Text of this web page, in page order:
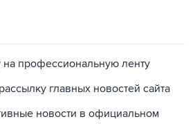
на профессиональную ленту
главных новостей сайта
новости в официальном